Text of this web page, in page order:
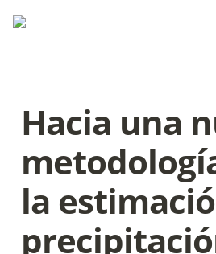
Hacia una
la